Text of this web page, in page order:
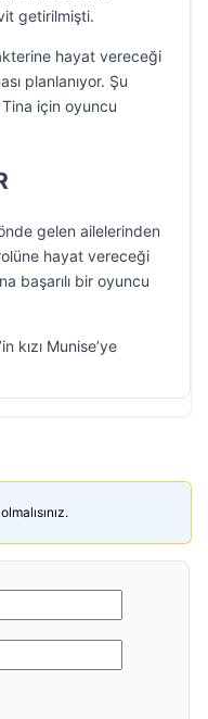
getirilmişti.
hayat vereceği
planlanıyor. Şu
için oyuncu
gelen ailelerinden
rolüne hayat vereceği
başarılı bir oyuncu
kızı Munise’ye